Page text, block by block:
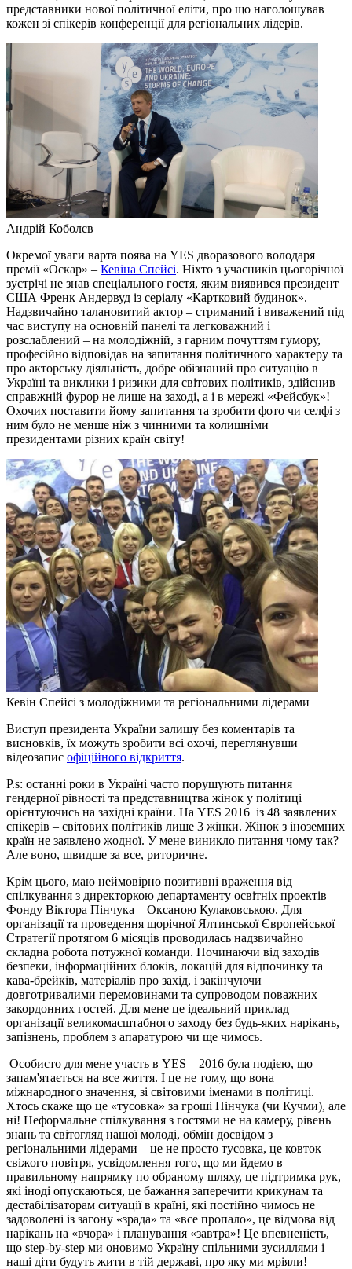
представники нової політичної еліти, про що наголошував
кожен зі спікерів конференції для регіональних лідерів.
Андрій Коболєв
Окремої уваги варта поява на YES дворазового володаря
премії «Оскар» – Кевіна Спейсі. Ніхто з учасників цьогорічної
зустрічі не знав спеціального гостя, яким виявився президент
США Френк Андервуд із серіалу «Картковий будинок».
Надзвичайно талановитий актор – стриманий і виважений під
час виступу на основній панелі та легковажний і
розслаблений – на молодіжній, з гарним почуттям гумору,
професійно відповідав на запитання політичного характеру та
про акторську діяльність, добре обізнаний про ситуацію в
Україні та виклики і ризики для світових політиків, здійснив
справжній фурор не лише на заході, а і в мережі «Фейсбук»!
Охочих поставити йому запитання та зробити фото чи селфі з
ним було не менше ніж з чинними та колишніми
президентами різних країн світу!
Кевін Спейсі з молодіжними та регіональними лідерами
Виступ президента України залишу без коментарів та
висновків, їх можуть зробити всі охочі, переглянувши
відеозапис офіційного відкриття.
Р.s: останні роки в Україні часто порушують питання
гендерної рівності та представництва жінок у політиці
орієнтуючись на західні країни. На YES 2016 із 48 заявлених
спікерів – світових політиків лише 3 жінки. Жінок з іноземних
країн не заявлено жодної. У мене виникло питання чому так?
Але воно, швидше за все, риторичне.
Крім цього, маю неймовірно позитивні враження від
спілкування з директоркою департаменту освітніх проектів
Фонду Віктора Пінчука – Оксаною Кулаковською. Для
організації та проведення щорічної Ялтинської Європейської
Стратегії протягом 6 місяців проводилась надзвичайно
складна робота потужної команди. Починаючи від заходів
безпеки, інформаційних блоків, локацій для відпочинку та
кава-брейків, матеріалів про захід, і закінчуючи
довготривалими перемовинами та супроводом поважних
закордонних гостей. Для мене це ідеальний приклад
організації великомасштабного заходу без будь-яких нарікань,
запізнень, проблем з апаратурою чи ще чимось.
Особисто для мене участь в YES – 2016 була подією, що
запам'ятається на все життя. І це не тому, що вона
міжнародного значення, зі світовими іменами в політиці.
Хтось скаже що це «тусовка» за гроші Пінчука (чи Кучми), але
ні! Неформальне спілкування з гостями не на камеру, рівень
знань та світогляд нашої молоді, обмін досвідом з
регіональними лідерами – це не просто тусовка, це ковток
свіжого повітря, усвідомлення того, що ми йдемо в
правильному напрямку по обраному шляху, це підтримка рук,
які іноді опускаються, це бажання заперечити крикунам та
дестабілізаторам ситуації в країні, які постійно чимось не
задоволені із загону «зрада» та «все пропало», це відмова від
нарікань на «вчора» і планування «завтра»! Це впевненість,
що step-by-step ми оновимо Україну спільними зусиллями і
наші діти будуть жити в тій державі, про яку ми мріяли!